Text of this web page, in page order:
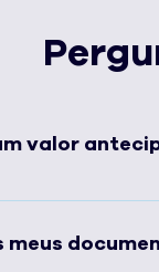
valor
consulta de